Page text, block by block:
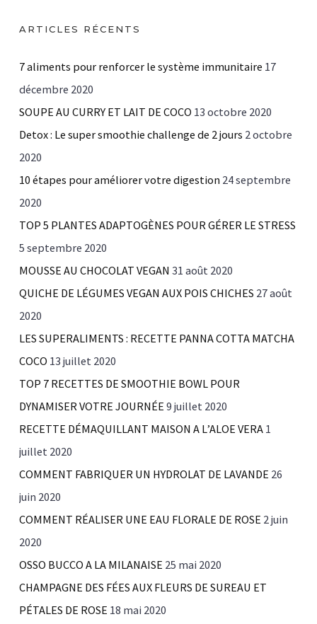
ARTICLES RÉCENTS
7 aliments pour renforcer le système immunitaire 17
décembre 2020
SOUPE AU CURRY ET LAIT DE COCO 13 octobre 2020
Detox : Le super smoothie challenge de 2 jours 2 octobre
2020
10 étapes pour améliorer votre digestion 24 septembre
2020
TOP 5 PLANTES ADAPTOGÈNES POUR GÉRER LE STRESS
5 septembre 2020
MOUSSE AU CHOCOLAT VEGAN 31 août 2020
QUICHE DE LÉGUMES VEGAN AUX POIS CHICHES 27 août
2020
LES SUPERALIMENTS : RECETTE PANNA COTTA MATCHA
COCO 13 juillet 2020
TOP 7 RECETTES DE SMOOTHIE BOWL POUR
DYNAMISER VOTRE JOURNÉE 9 juillet 2020
RECETTE DÉMAQUILLANT MAISON A L’ALOE VERA 1
juillet 2020
COMMENT FABRIQUER UN HYDROLAT DE LAVANDE 26
juin 2020
COMMENT RÉALISER UNE EAU FLORALE DE ROSE 2 juin
2020
OSSO BUCCO A LA MILANAISE 25 mai 2020
CHAMPAGNE DES FÉES AUX FLEURS DE SUREAU ET
PÉTALES DE ROSE 18 mai 2020